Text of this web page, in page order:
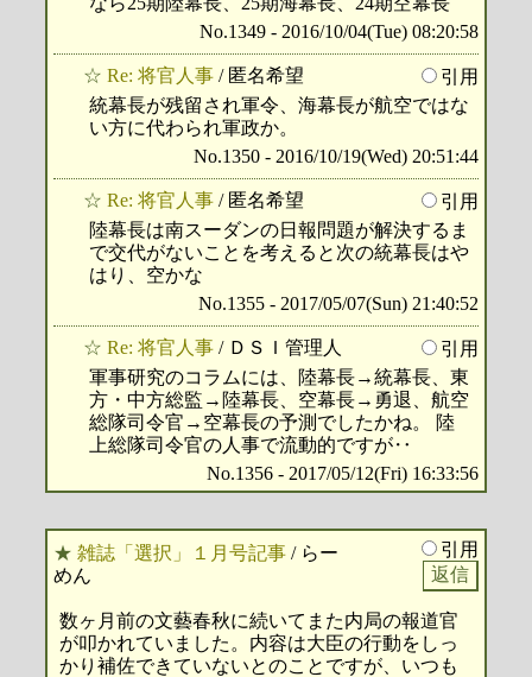
No.1349 - 2016/10/04(Tue) 08:20:58
☆ Re: 将官人事 / 匿名希望
引用
統幕長が残留され軍令、海幕長が航空ではな
い方に代わられ軍政か。
No.1350 - 2016/10/19(Wed) 20:51:44
☆ Re: 将官人事 / 匿名希望
引用
陸幕長は南スーダンの日報問題が解決するま
で交代がないことを考えると次の統幕長はや
はり、空かな
No.1355 - 2017/05/07(Sun) 21:40:52
☆ Re: 将官人事 / ＤＳＩ管理人
引用
軍事研究のコラムには、陸幕長→統幕長、東
方・中方総監→陸幕長、空幕長→勇退、航空
総隊司令官→空幕長の予測でしたかね。 陸
上総隊司令官の人事で流動的ですが‥
No.1356 - 2017/05/12(Fri) 16:33:56
★ 雑誌「選択」１月号記事 / らー
めん
引用
数ヶ月前の文藝春秋に続いてまた内局の報道官
が叩かれていました。内容は大臣の行動をしっ
かり補佐できていないとのことですが、いつも